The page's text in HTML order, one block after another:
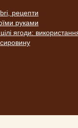
рецепти
руками
ягоди: